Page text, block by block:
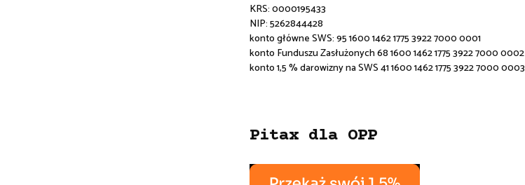
KRS: 0000195433
NIP: 5262844428
konto główne SWS:95 1600 1462 1775 3922 7000 0001
konto Funduszu Zasłużonych 68 1600 1462 1775 3922 7000 0002
konto 1,5 % darowizny na SWS 41 1600 1462 1775 3922 7000 0003
Pitax dla OPP